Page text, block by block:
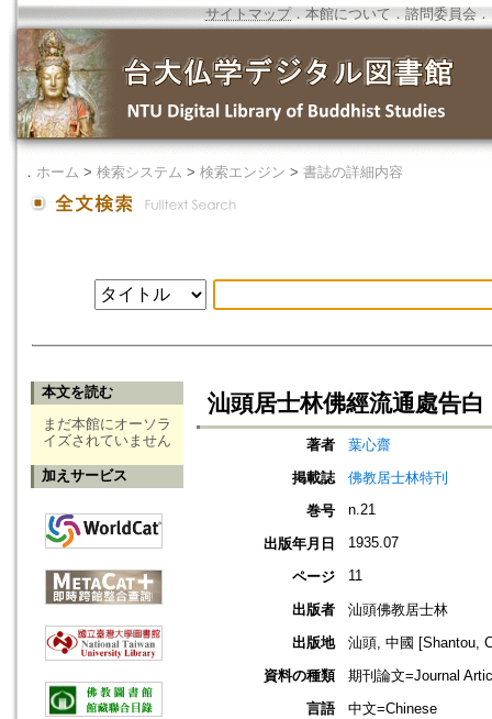
サイトマップ．本館について ． 諮問委員会 ．
． ホーム > 検索システム > 検索エンジン > 書誌の詳細内容
本文を読む
まだ本館にオーソラ
イズされていません
加えサービス
汕頭居士林佛經流通處告白
著者
葉心齋
掲載誌
佛教居士林特刊
巻号
n.21
出版年月日 1935.07
ページ 11
出版者
汕頭佛教居士林
出版地
汕頭, 中國 [Shantou,
資料の種類
期刊論文=Journal
言語
中文=Chinese